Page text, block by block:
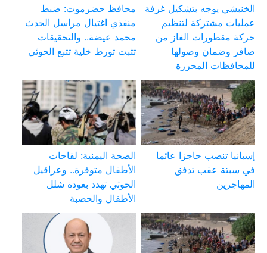
الخنبشي يوجه بتشكيل غرفة
عمليات مشتركة لتنظيم
حركة مقطورات الغاز من
صافر وضمان وصولها
للمحافظات المحررة
محافظ حضرموت: ضبط
منفذي اغتيال مراسل الحدث
محمد عيضة.. والتحقيقات
تثبت تورط خلية تتبع الحوثي
إسبانيا تنصب حاجزا عائما
في سبتة عقب تدفق
المهاجرين
الصحة اليمنية: لقاحات
الأطفال متوفرة.. وعراقيل
الحوثي تهدد بعودة شلل
الأطفال والحصبة